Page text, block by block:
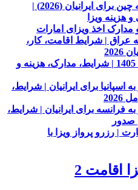
ویزای چین و قوانین سفر به چین برای ایرانیان (2026) |
هزینه ویزا
مدارک اخذ ویزای امارات
عراق | شرایط اقامت، کار،
ویزای امارات برای ایرانیان 1405 | شرایط، مدارک، هزینه و
برای ایرانیان | شرایط،
فرانسه برای ایرانیان | شرایط،
صدور
| رزرو پرواز ویزا با
اقامت 2